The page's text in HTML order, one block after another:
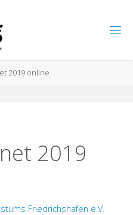
EEG
OCK
2019 online
2019
Friedrichshafen e.V.